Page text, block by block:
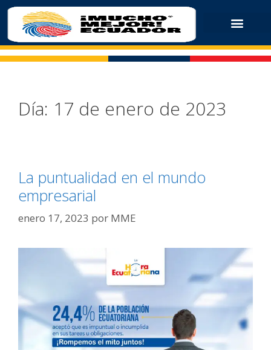
Día: 17 de enero de 2023
La puntualidad en el mundo
empresarial
enero 17, 2023 por MME